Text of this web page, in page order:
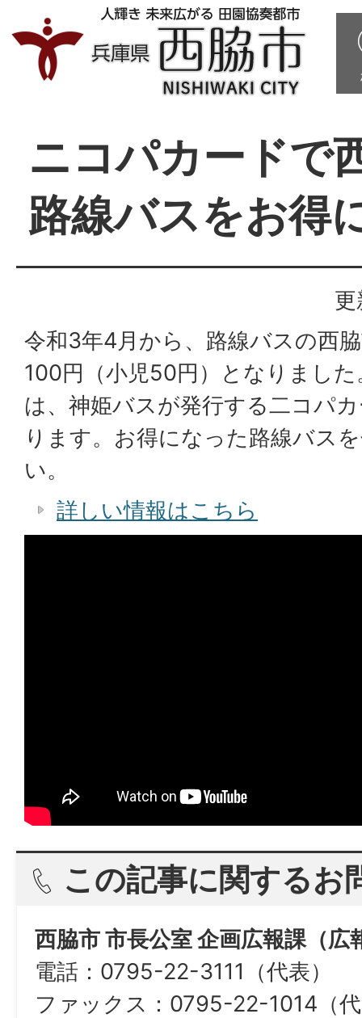
ニコパカードで
路線バスをお得
令和3年4月から、路線バスの西
100円（小児50円）となりまし
は、神姫バスが発行する二コパ
ります。お得になった路線バス
い。
詳しい情報はこちら
この記事に関するお
西脇市 市長公室 企画広報課（広
電話：0795-22-3111（代表）
ファックス：0795-22-1014（